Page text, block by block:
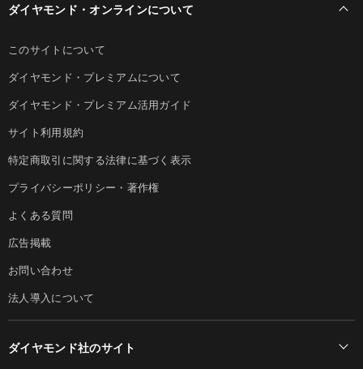
ダイヤモンド・オンラインについて
このサイトについて
ダイヤモンド・プレミアムについて
ダイヤモンド・プレミアム活用ガイド
サイト利用規約
特定商取引に関する法律に基づく表示
プライバシーポリシー・著作権
よくある質問
広告掲載
お問い合わせ
法人導入について
ダイヤモンド社のサイト